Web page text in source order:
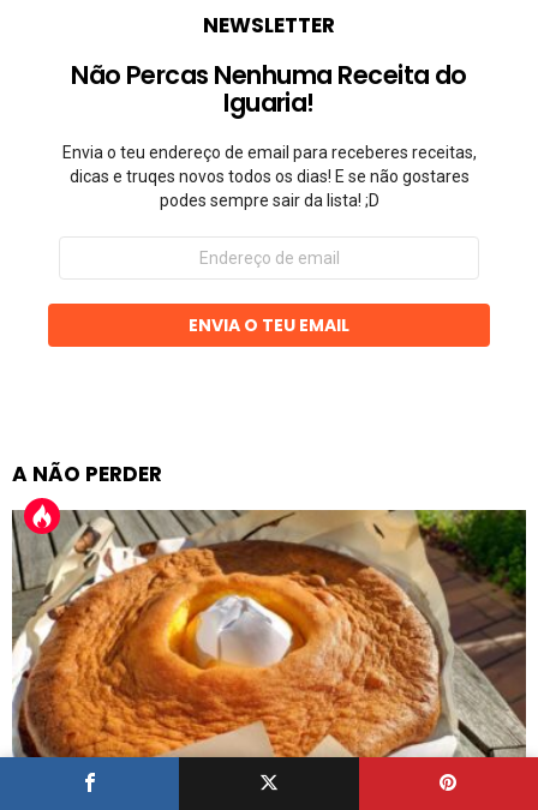
NEWSLETTER
Não Percas Nenhuma Receita do
Iguaria!
Envia o teu endereço de email para receberes receitas,
dicas e truqes novos todos os dias! E se não gostares
podes sempre sair da lista! ;D
Endereço
email
ENVIA O TEU EMAIL
A NÃO PERDER
Partilhas